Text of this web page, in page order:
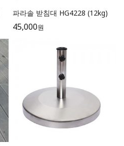
파라솔 받침대 HG4228 (12kg)
45,000원